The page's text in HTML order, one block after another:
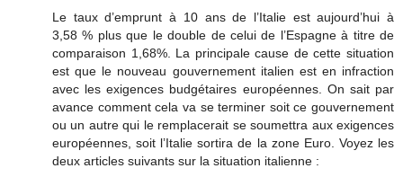
Le taux d’emprunt à 10 ans de l’Italie est aujourd’hui à
3,58 % plus que le double de celui de l’Espagne à titre de
comparaison 1,68%. La principale cause de cette situation
est que le nouveau gouvernement italien est en infraction
avec les exigences budgétaires européennes. On sait par
avance comment cela va se terminer soit ce gouvernement
ou un autre qui le remplacerait se soumettra aux exigences
européennes, soit l’Italie sortira de la zone Euro. Voyez les
deux articles suivants sur la situation italienne :